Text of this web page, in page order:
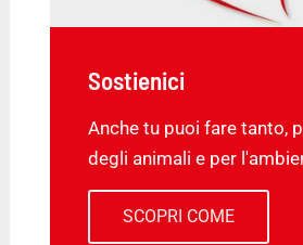
Sostienici
Anche tu puoi fare tanto,
degli animali e per
SCOPRI COME